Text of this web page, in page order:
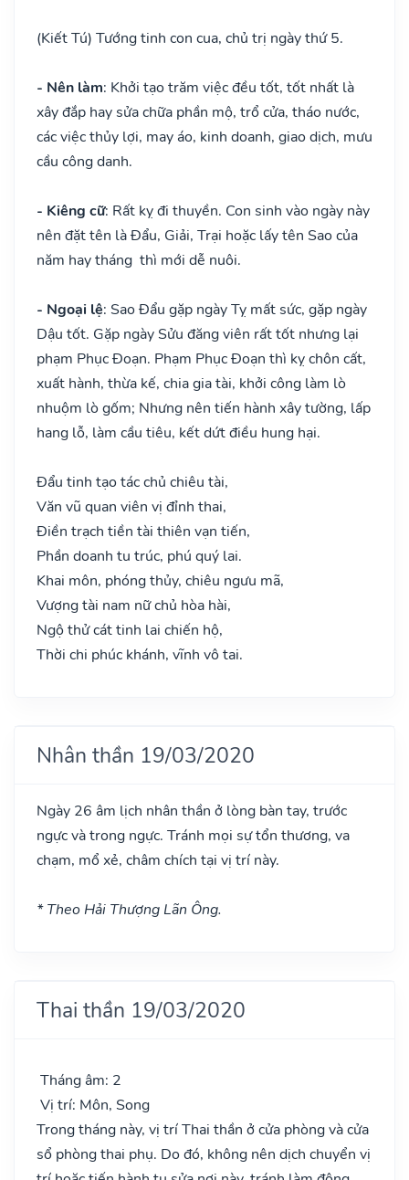
(Kiết Tú) Tướng tinh con cua, chủ trị ngày thứ 5.
- Nên làm: Khởi tạo trăm việc đều tốt, tốt nhất là
xây đắp hay sửa chữa phần mộ, trổ cửa, tháo nước,
các việc thủy lợi, may áo, kinh doanh, giao dịch, mưu
cầu công danh.
- Kiêng cữ: Rất kỵ đi thuyền. Con sinh vào ngày này
nên đặt tên là Đẩu, Giải, Trại hoặc lấy tên Sao của
năm hay tháng thì mới dễ nuôi.
- Ngoại lệ: Sao Đẩu gặp ngày Tỵ mất sức, gặp ngày
Dậu tốt. Gặp ngày Sửu đăng viên rất tốt nhưng lại
phạm Phục Đoạn. Phạm Phục Đoạn thì kỵ chôn cất,
xuất hành, thừa kế, chia gia tài, khởi công làm lò
nhuộm lò gốm; Nhưng nên tiến hành xây tường, lấp
hang lỗ, làm cầu tiêu, kết dứt điều hung hại.
Đẩu tinh tạo tác chủ chiêu tài,
Văn vũ quan viên vị đỉnh thai,
Điền trạch tiền tài thiên vạn tiến,
Phần doanh tu trúc, phú quý lai.
Khai môn, phóng thủy, chiêu ngưu mã,
Vượng tài nam nữ chủ hòa hài,
Ngộ thử cát tinh lai chiến hộ,
Thời chi phúc khánh, vĩnh vô tai.
Nhân thần 19/03/2020
Ngày 26 âm lịch nhân thần ở lòng bàn tay, trước
ngực và trong ngực. Tránh mọi sự tổn thương, va
chạm, mổ xẻ, châm chích tại vị trí này.
* Theo Hải Thượng Lãn Ông.
Thai thần 19/03/2020
Tháng âm: 2
Vị trí: Môn, Song
Trong tháng này, vị trí Thai thần ở cửa phòng và cửa
sổ phòng thai phụ. Do đó, không nên dịch chuyển vị